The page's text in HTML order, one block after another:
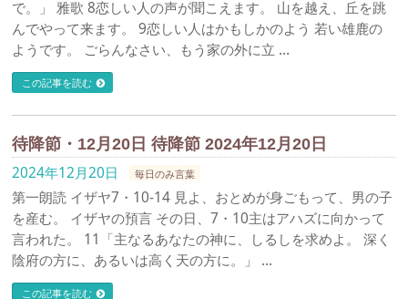
で。」 雅歌 8恋しい人の声が聞こえます。 山を越え、丘を跳
んでやって来ます。 9恋しい人はかもしかのよう 若い雄鹿の
ようです。 ごらんなさい、もう家の外に立 …
この記事を読む
待降節・12月20日 待降節 2024年12月20日
2024年12月20日 毎日のみ言葉
第一朗読 イザヤ7・10-14 見よ、おとめが身ごもって、男の子
を産む。 イザヤの預言 その日、7・10主はアハズに向かって
言われた。 11「主なるあなたの神に、しるしを求めよ。 深く
陰府の方に、あるいは高く天の方に。」 …
この記事を読む